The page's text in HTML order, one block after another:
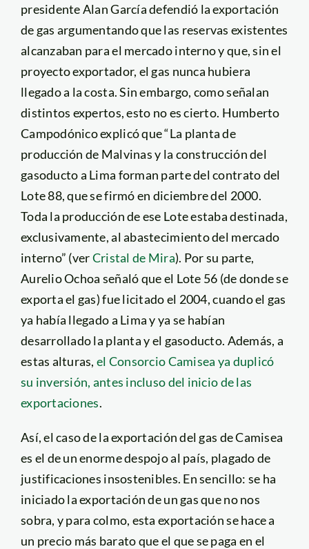
presidente Alan García defendió la exportación
de gas argumentando que las reservas existentes
alcanzaban para el mercado interno y que, sin el
proyecto exportador, el gas nunca hubiera
llegado a la costa. Sin embargo, como señalan
distintos expertos, esto no es cierto. Humberto
Campodónico explicó que “La planta de
producción de Malvinas y la construcción del
gasoducto a Lima forman parte del contrato del
Lote 88, que se firmó en diciembre del 2000.
Toda la producción de ese Lote estaba destinada,
exclusivamente, al abastecimiento del mercado
interno” (verCristal de Mira). Por su parte,
Aurelio Ochoa señaló que el Lote 56 (de donde se
exporta el gas) fue licitado el 2004, cuando el gas
ya había llegado a Lima y ya se habían
desarrollado la planta y el gasoducto. Además, a
estas alturas,el Consorcio Camisea ya duplicó
su inversión, antes incluso del inicio de las
exportaciones.
Así, el caso de la exportación del gas de Camisea
es el de un enorme despojo al país, plagado de
justificaciones insostenibles. En sencillo: se ha
iniciado la exportación de un gas que no nos
sobra, y para colmo, esta exportación se hace a
un precio más barato que el que se paga en el